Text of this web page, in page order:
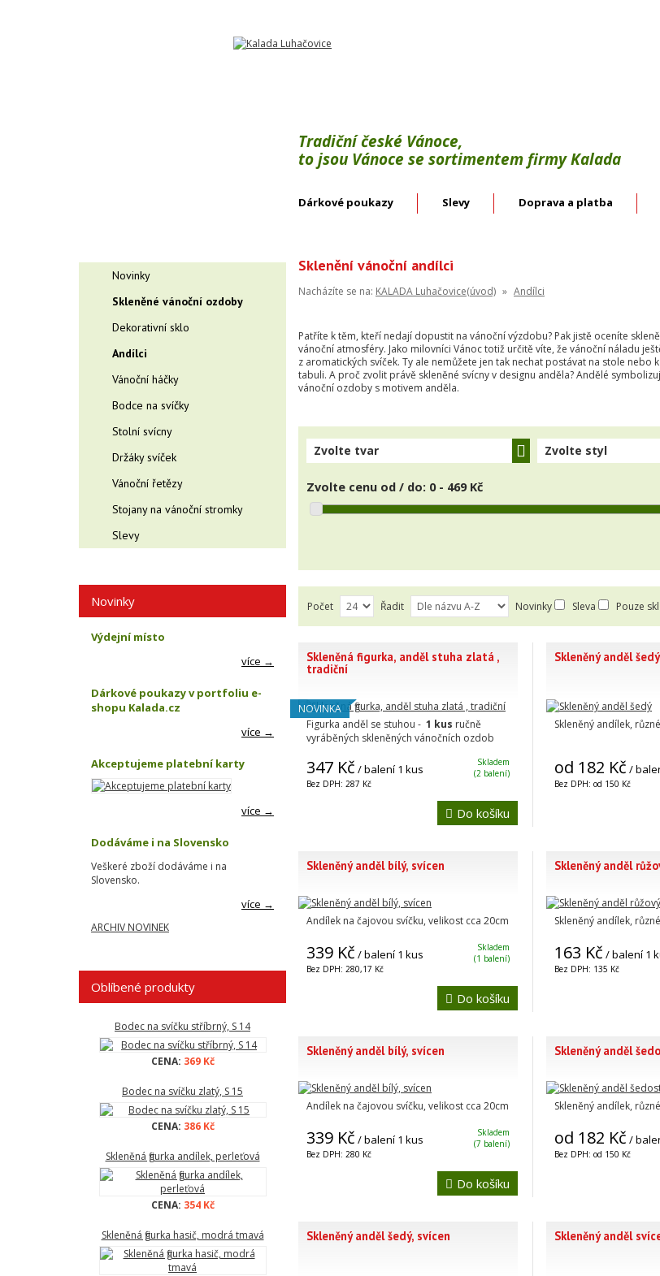
Tradiční české Vánoce,
to jsou Vánoce se sortimentem firmy Kalada
Dárkové poukazy Slevy Doprava a platba
Novinky
Skleněné vánoční ozdoby
Dekorativní sklo
Andílci
Vánoční háčky
Bodce na svíčky
Stolní svícny
Držáky svíček
Vánoční řetězy
Stojany na vánoční stromky
Slevy
Novinky
Výdejní místo
více →
Dárkové poukazy v portfoliu e-
shopu Kalada.cz
více →
Akceptujeme platební karty
více →
Dodáváme i na Slovensko
Veškeré zboží dodáváme i na
Slovensko.
více →
ARCHIV NOVINEK
Oblíbené produkty
Bodec na svíčku stříbrný, S 14
CENA: 369 Kč
Bodec na svíčku zlatý, S 15
CENA: 386 Kč
Skleněná figurka andílek, perleťová
CENA: 354 Kč
Skleněná figurka hasič, modrá tmavá
Sklenění vánoční andílci
Nacházíte se na: KALADA Luhačovice(úvod) » Andílci
Patříte k těm, kteří nedají dopustit na vánoční výzdobu? Pak jistě oceníte
vánoční atmosféry. Jako milovníci Vánoc totiž určitě víte, že vánoční náladu
z aromatických svíček. Ty ale nemůžete jen tak nechat postávat na stole
tabuli. A proč zvolit právě skleněné svícny v designu anděla? Andělé
vánoční ozdoby s motivem anděla.
Zvolte tvar Zvolte styl
Zvolte cenu od / do: 0 - 469 Kč
Počet Řadit Novinky Sleva Pouze
Skleněná figurka, anděl stuha zlatá ,
tradiční
NOVINKA
Figurka anděl se stuhou - 1 kus ručně
vyráběných skleněných vánočních ozdob
347 Kč / balení 1 kus
Bez DPH: 287 Kč
Skladem
(2 balení)
Do košíku
Skleněný anděl šedý
Skleněný andílek,
od 182 Kč /
Bez DPH: od 150 Kč
Skleněný anděl bílý, svícen
Andílek na čajovou svíčku, velikost cca 20cm
339 Kč / balení 1 kus
Bez DPH: 280,17 Kč
Skladem
(1 balení)
Do košíku
Skleněný anděl
Skleněný andílek,
163 Kč / balení 1
Bez DPH: 135 Kč
Skleněný anděl bílý, svícen
Andílek na čajovou svíčku, velikost cca 20cm
339 Kč / balení 1 kus
Bez DPH: 280 Kč
Skladem
(7 balení)
Do košíku
Skleněný anděl
Skleněný andílek,
od 182 Kč /
Bez DPH: od 150 Kč
Skleněný anděl šedý, svícen Skleněný anděl